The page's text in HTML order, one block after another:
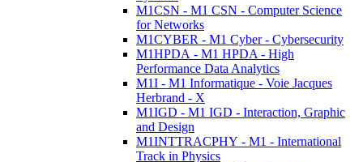
M1CSN - M1 CSN - Computer Science
for Networks
M1CYBER - M1 Cyber - Cybersecurity
M1HPDA - M1 HPDA - High
Performance Data Analytics
M1I - M1 Informatique - Voie Jacques
Herbrand - X
M1IGD - M1 IGD - Interaction, Graphic
and Design
M1INTTRACPHY - M1 - International
Track in Physics